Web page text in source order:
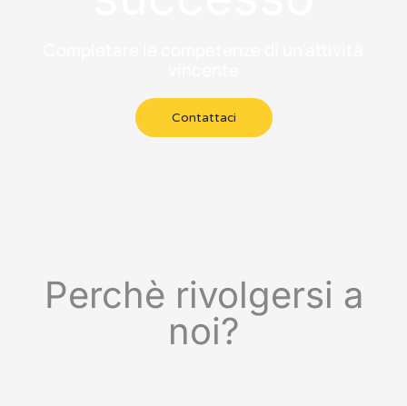
Contattaci
Perchè rivolgersi a
noi?